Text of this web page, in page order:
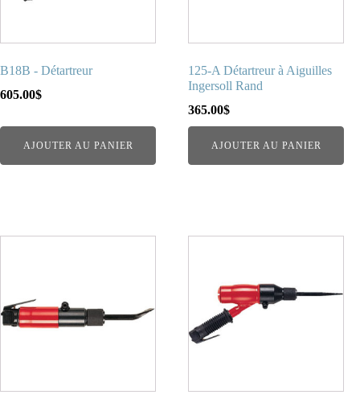
B18B - Détartreur
605.00$
AJOUTER AU PANIER
125-A Détartreur à Aiguilles
Ingersoll Rand
365.00$
AJOUTER AU PANIER